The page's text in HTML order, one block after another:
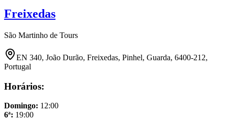
Freixedas
São Martinho de Tours
EN 340, João Durão, Freixedas, Pinhel, Guarda, 6400-212,
Portugal
Horários:
Domingo: 12:00
6ª: 19:00